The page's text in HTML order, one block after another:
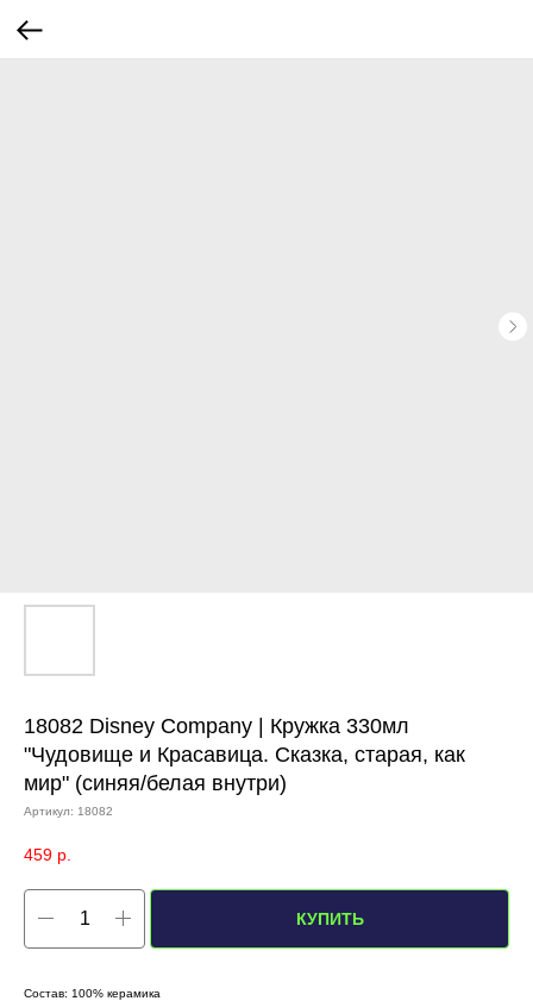
18082 Disney Company | Кружка 330мл
"Чудовище и Красавица. Сказка, старая, как
мир" (синяя/белая внутри)
Артикул: 18082
459 р.
КУПИТЬ
Состав: 100% керамика